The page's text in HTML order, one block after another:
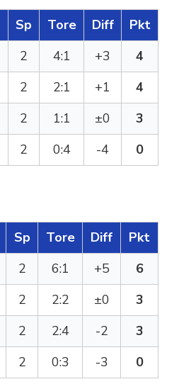
Sp Tore Diff
Pkt
2 4:1 +3
4
2 2:1 +1
4
2 1:1 ±0
3
2 0:4 -4 0
Sp Tore Diff
Pkt
2 6:1 +5
6
2 2:2 ±0
3
2 2:4 -2
3
2 0:3 -3 0